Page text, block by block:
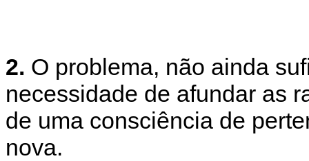
2. O problema, não ainda
necessidade de afundar as
de uma consciência de
nova.